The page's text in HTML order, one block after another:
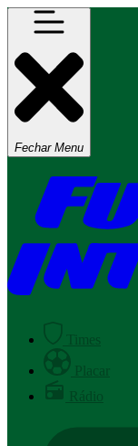
Fechar Menu
Times
Placar
Rádio